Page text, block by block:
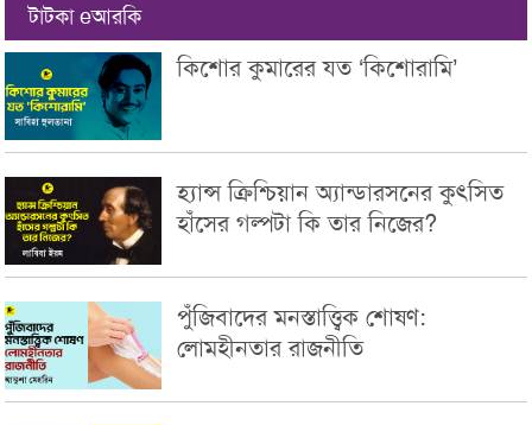
টাটকা eআরকি
কিশোর কুমারের যত ‘কিশোরামি’
হ্যান্স ক্রিশ্চিয়ান অ্যান্ডারসনের কুৎসিত
হাঁসের গল্পটা কি তার নিজের?
পুঁজিবাদের মনস্তাত্ত্বিক শোষণ:
লোমহীনতার রাজনীতি